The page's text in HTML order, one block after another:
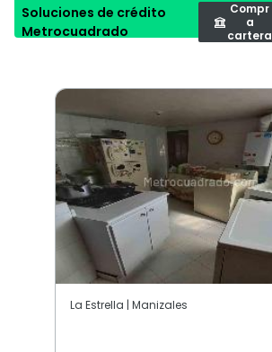
Soluciones de crédito
Metrocuadrado
Compr
a
cartera
La Estrella | Manizales